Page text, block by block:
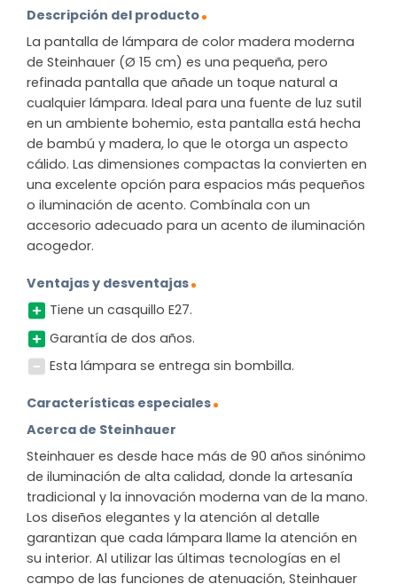
Descripción del producto
La pantalla de lámpara de color madera moderna
de Steinhauer (Ø 15 cm) es una pequeña, pero
refinada pantalla que añade un toque natural a
cualquier lámpara. Ideal para una fuente de luz sutil
en un ambiente bohemio, esta pantalla está hecha
de bambú y madera, lo que le otorga un aspecto
cálido. Las dimensiones compactas la convierten en
una excelente opción para espacios más pequeños
o iluminación de acento. Combínala con un
accesorio adecuado para un acento de iluminación
acogedor.
Ventajas y desventajas
Tiene un casquillo E27.
Garantía de dos años.
Esta lámpara se entrega sin bombilla.
Características especiales
Acerca de Steinhauer
Steinhauer es desde hace más de 90 años sinónimo
de iluminación de alta calidad, donde la artesanía
tradicional y la innovación moderna van de la mano.
Los diseños elegantes y la atención al detalle
garantizan que cada lámpara llame la atención en
su interior. Al utilizar las últimas tecnologías en el
campo de las funciones de atenuación, Steinhauer